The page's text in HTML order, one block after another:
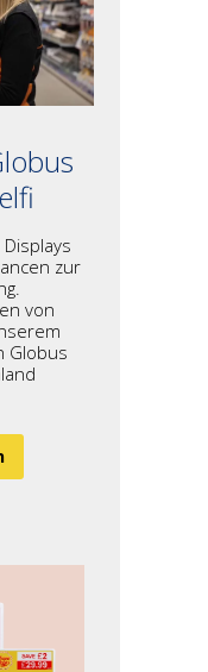
zur
von
Globus